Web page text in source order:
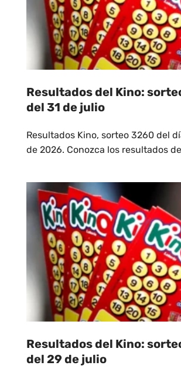
Resultados del Kino:
del 31 de julio
Resultados Kino, sorteo 3260 del
de 2026. Conozca los resultados
Resultados del Kino:
del 29 de julio